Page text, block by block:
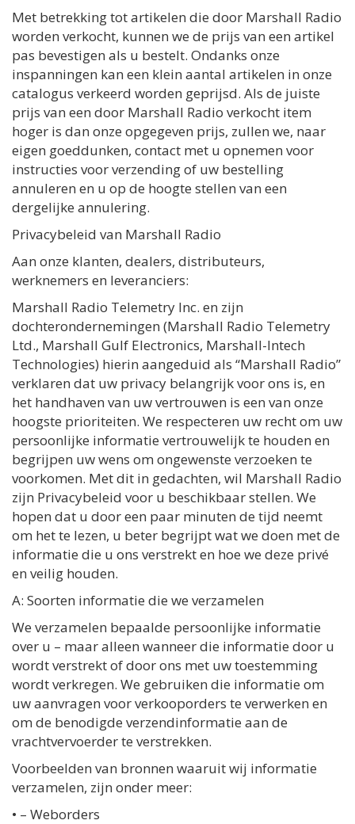
Met betrekking tot artikelen die door Marshall Radio
worden verkocht, kunnen we de prijs van een artikel
pas bevestigen als u bestelt. Ondanks onze
inspanningen kan een klein aantal artikelen in onze
catalogus verkeerd worden geprijsd. Als de juiste
prijs van een door Marshall Radio verkocht item
hoger is dan onze opgegeven prijs, zullen we, naar
eigen goeddunken, contact met u opnemen voor
instructies voor verzending of uw bestelling
annuleren en u op de hoogte stellen van een
dergelijke annulering.
Privacybeleid van Marshall Radio
Aan onze klanten, dealers, distributeurs,
werknemers en leveranciers:
Marshall Radio Telemetry Inc. en zijn
dochterondernemingen (Marshall Radio Telemetry
Ltd., Marshall Gulf Electronics, Marshall-Intech
Technologies) hierin aangeduid als “Marshall Radio”
verklaren dat uw privacy belangrijk voor ons is, en
het handhaven van uw vertrouwen is een van onze
hoogste prioriteiten. We respecteren uw recht om uw
persoonlijke informatie vertrouwelijk te houden en
begrijpen uw wens om ongewenste verzoeken te
voorkomen. Met dit in gedachten, wil Marshall Radio
zijn Privacybeleid voor u beschikbaar stellen. We
hopen dat u door een paar minuten de tijd neemt
om het te lezen, u beter begrijpt wat we doen met de
informatie die u ons verstrekt en hoe we deze privé
en veilig houden.
A: Soorten informatie die we verzamelen
We verzamelen bepaalde persoonlijke informatie
over u – maar alleen wanneer die informatie door u
wordt verstrekt of door ons met uw toestemming
wordt verkregen. We gebruiken die informatie om
uw aanvragen voor verkooporders te verwerken en
om de benodigde verzendinformatie aan de
vrachtvervoerder te verstrekken.
Voorbeelden van bronnen waaruit wij informatie
verzamelen, zijn onder meer:
• – Weborders